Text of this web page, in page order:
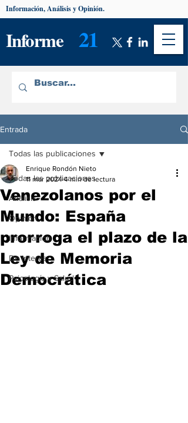
Informe 21
Información, Análisis y Opinión.
Entrada
Todas las publicaciones
Análisis
Opinión
Información
De interés
Psicología y Salud
Todas las publicaciones
Venezolanos por el
Mundo: España
prorroga el plazo de la
Ley de Memoria
Democrática
Enrique Rondón Nieto
11 mar 2024 4 min de lectura